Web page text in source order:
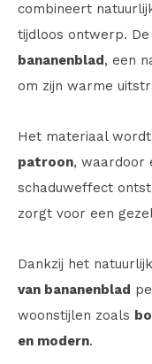
combineert
tijdloos ontwerp.
bananenblad, een
om zijn warme
Het materiaal
patroon, waardoor
schaduweffect
zorgt voor een
Dankzij het
van bananenblad
woonstijlen zoals
en modern.